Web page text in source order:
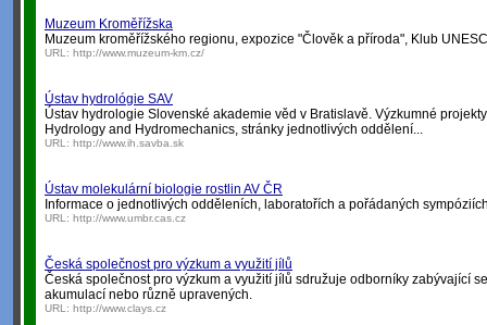
Muzeum Kroměřížska
Muzeum kroměřížského regionu, expozice "Člověk a příroda", Klub
URL: http://www.muzeum-km.cz/
Ústav hydrológie SAV
Ústav hydrologie Slovenské akademie věd v Bratislavě. Výzkumné
Hydrology and Hydromechanics, stránky jednotlivých oddělení...
URL: http://www.ih.savba.sk
Ústav molekulární biologie rostlin AV ČR
Informace o jednotlivých odděleních, laboratořích a pořádaných
URL: http://www.umbr.cas.cz
Česká společnost pro výzkum a využití jílů
Česká společnost pro výzkum a využití jílů sdružuje odborníky zabývající
akumulací nebo různě upravených.
URL: http://www.clays.cz